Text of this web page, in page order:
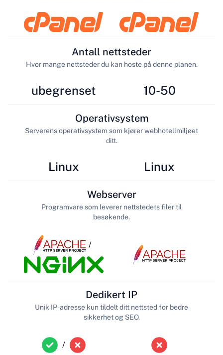
ubegrenset
Antall nettsteder
Hvor mange nettsteder du kan hoste på denne planen.
10-50
Linux
Operativsystem
Serverens operativsystem som kjører webhotellmiljøet
ditt.
Linux
/
Webserver
Programvare som leverer nettstedets filer til
besøkende.
/
Dedikert IP
Unik IP-adresse kun tildelt ditt nettsted for bedre
sikkerhet og SEO.